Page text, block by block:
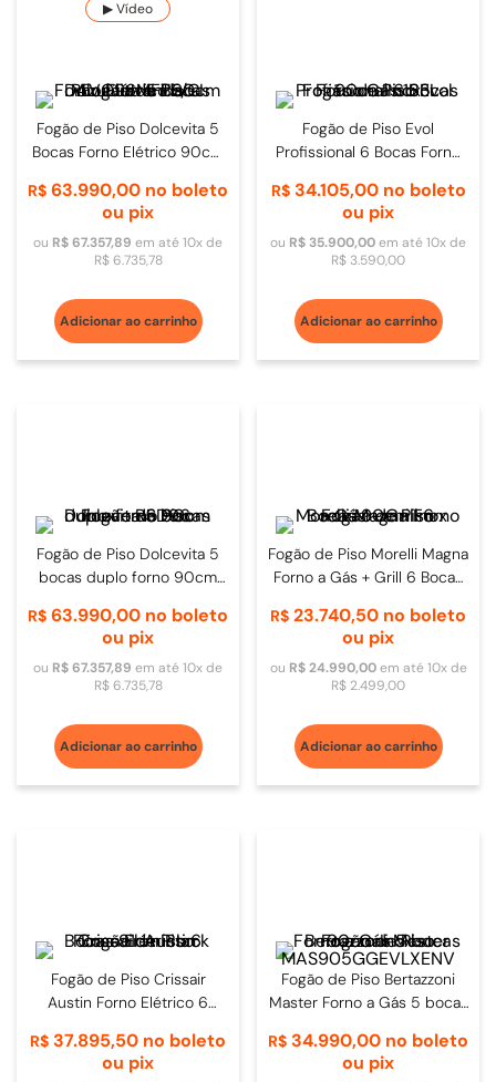
▶ Vídeo
Fogão de Piso Dolcevita 5
Bocas Forno Elétrico 90cm
RLVG96MFTE/CI
R$ 63.990,00 no boleto
ou pix
ou R$67.357,89 em até10x de
R$ 6.735,78
Adicionar ao carrinho
Fogão de Piso Evol
Profissional 6 Bocas Forno
R$ 34.105,00no boleto
ou pix
ou R$ 35.900,00em até10x de
R$ 3.590,00
Adicionar ao carrinho
Fogão de Piso Dolcevita 5
bocas duplo forno 90cm
R$ 63.990,00 no boleto
ou pix
ou R$67.357,89 em até10x de
R$ 6.735,78
Adicionar ao carrinho
Fogão de Piso Morelli Magna
Forno a Gás + Grill 6 Bocas
R$ 23.740,50 no boleto
ou pix
ou R$ 24.990,00em até10x de
R$ 2.499,00
Adicionar ao carrinho
Fogão de Piso Crissair
Austin Forno Elétrico 6
R$ 37.895,50 no boleto
ou pix
Fogão de Piso Bertazzoni
Master Forno a Gás 5 bocas
MAS905GGEVLXENV
R$ 34.990,00 no boleto
ou pix